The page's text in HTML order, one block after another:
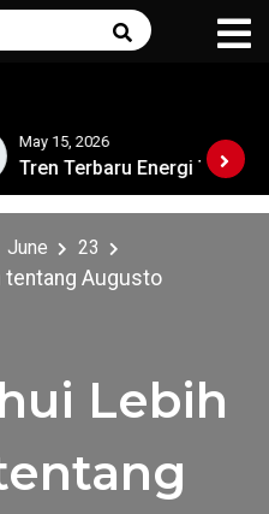
Search
Tren Terbaru Energi Terbarukan di Eropa
June 23
tentang Augusto
Lebih